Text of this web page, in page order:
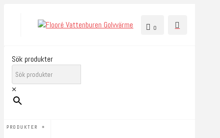
0
Sök produkter
×
PRODUKTER